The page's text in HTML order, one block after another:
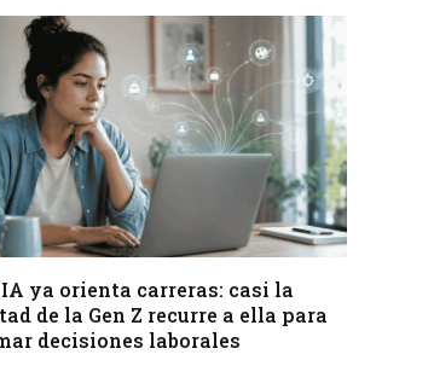
ya orienta carreras: casi la
de la Gen Z recurre a ella para
decisiones laborales